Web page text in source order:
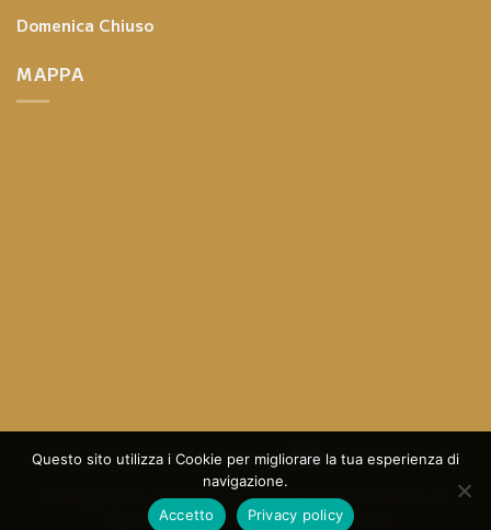
Domenica Chiuso
MAPPA
© Copyright - 2023 Design ByThe Digital Box SRL
Rights Reserved - P.I.: 05013570725
Questo sito utilizza i Cookie per migliorare la tua esperienza di
navigazione.
Accetto
Privacy policy